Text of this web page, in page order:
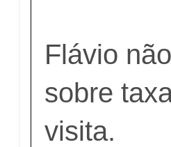
Flávio
sobre
visita.